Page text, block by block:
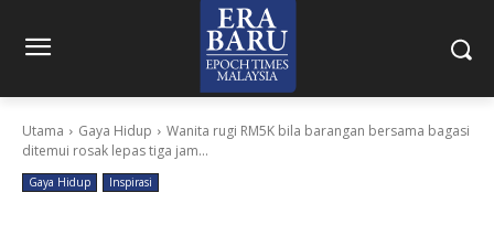
Utama Gaya Hidup
Wanita rugi RM5K bila barangan bersama bagasi
ditemui rosak lepas tiga jam...
Gaya Hidup Inspirasi